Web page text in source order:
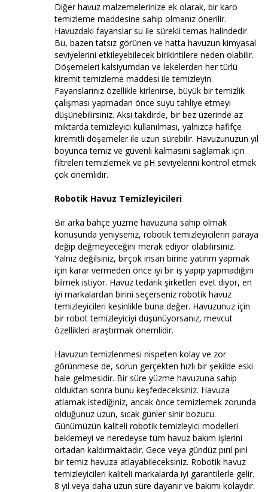
Diğer havuz malzemelerinize ek olarak, bir karo
temizleme maddesine sahip olmanız önerilir.
Havuzdaki fayanslar su ile sürekli temas halindedir.
Bu, bazen tatsız görünen ve hatta havuzun kimyasal
seviyelerini etkileyebilecek birikintilere neden olabilir.
Döşemeleri kalsiyumdan ve lekelerden her türlü
kiremit temizleme maddesi ile temizleyin.
Fayanslarınız özellikle kirlenirse, büyük bir temizlik
çalışması yapmadan önce suyu tahliye etmeyi
düşünebilirsiniz. Aksi takdirde, bir bez üzerinde az
miktarda temizleyici kullanılması, yalnızca hafifçe
kiremitli döşemeler ile uzun sürebilir. Havuzunuzun yıl
boyunca temiz ve güvenli kalmasını sağlamak için
filtreleri temizlemek ve pH seviyelerini kontrol etmek
çok önemlidir.
Robotik Havuz Temizleyicileri
Bir arka bahçe yüzme havuzuna sahip olmak
konusunda yeniyseniz, robotik temizleyicilerin paraya
değip değmeyeceğini merak ediyor olabilirsiniz.
Yalnız değilsiniz, birçok insan birine yatırım yapmak
için karar vermeden önce iyi bir iş yapıp yapmadığını
bilmek istiyor. Havuz tedarik şirketleri evet diyor, en
iyi markalardan birini seçerseniz robotik havuz
temizleyicileri kesinlikle buna değer. Havuzunuz için
bir robot temizleyiciyi düşünüyorsanız, mevcut
özellikleri araştırmak önemlidir.
Havuzun temizlenmesi nispeten kolay ve zor
görünmese de, sorun gerçekten hızlı bir şekilde eski
hale gelmesidir. Bir süre yüzme havuzuna sahip
olduktan sonra bunu keşfedeceksiniz. Havuza
atlamak istediğiniz, ancak önce temizlemek zorunda
olduğunuz uzun, sıcak günler sinir bozucu.
Günümüzün kaliteli robotik temizleyici modelleri
beklemeyi ve neredeyse tüm havuz bakım işlerini
ortadan kaldırmaktadır. Gece veya gündüz pırıl pırıl
bir temiz havuza atlayabileceksiniz. Robotik havuz
temizleyicileri kaliteli markalarda iyi garantilerle gelir.
8 yıl veya daha uzun süre dayanır ve bakımı kolaydır.